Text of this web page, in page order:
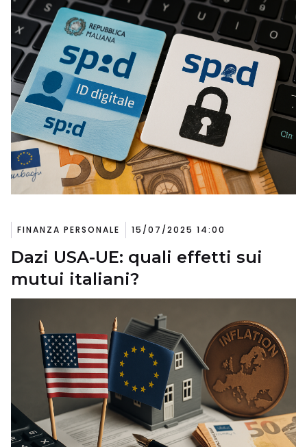
FINANZA PERSONALE 15/07/2025 14:00
Dazi USA-UE: quali effetti sui
mutui italiani?